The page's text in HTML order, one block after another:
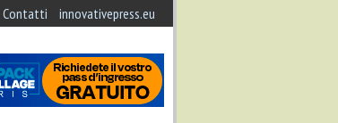
Contatti innovativepress.eu